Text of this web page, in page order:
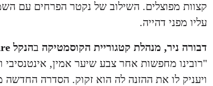
קצוות מפוצלים. השילוב של נקטר הפרחים עם
עליו מפני דהייה.
דבורה ניר, מנהלת קטגוריית הקוסמטיקה בהנקל
"רובינו מחפשות אחר צבע שיער אמין,
ויעניק לו את ההזנה לה הוא זקוק. הסדרה החדשה